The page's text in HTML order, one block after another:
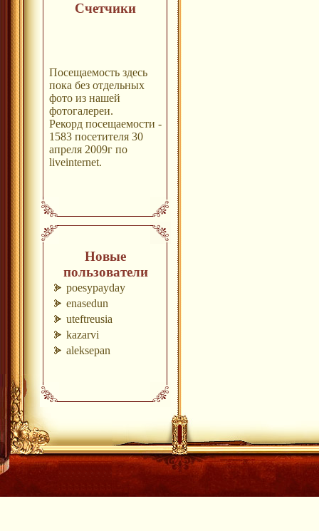
Счетчики
Посещаемость здесь
пока без отдельных
фото из нашей
фотогалереи.
Рекорд посещаемости -
1583 посетителя 30
апреля 2009г по
liveinternet.
Новые
пользователи
poesypayday
enasedun
uteftreusia
kazarvi
aleksepan